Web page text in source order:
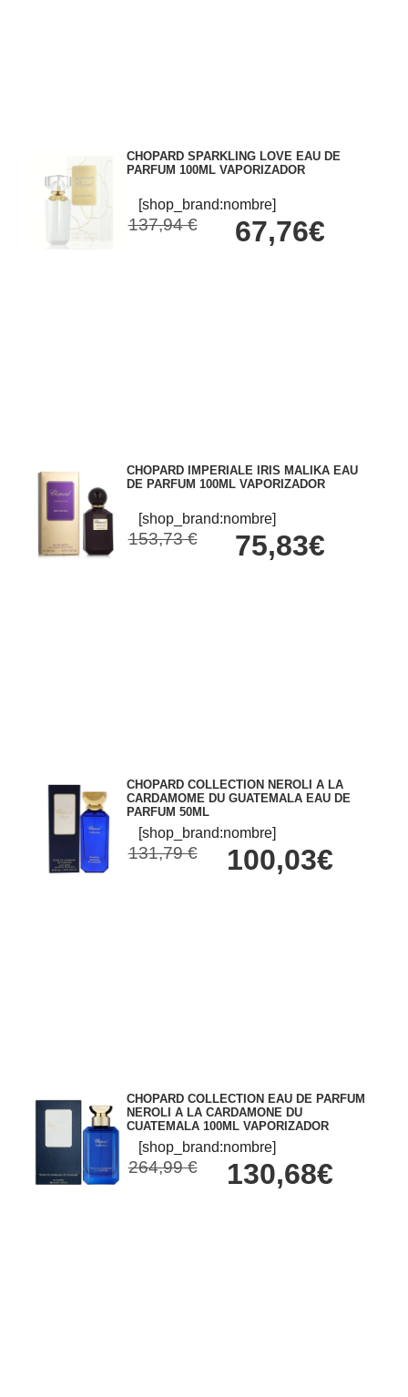
CHOPARD SPARKLING LOVE EAU DE
PARFUM 100ML VAPORIZADOR
[shop_brand:nombre]
137,94 € 67,76€
CHOPARD IMPERIALE IRIS MALIKA EAU
DE PARFUM 100ML VAPORIZADOR
[shop_brand:nombre]
153,73 € 75,83€
CHOPARD COLLECTION NEROLI A LA
CARDAMOME DU GUATEMALA EAU DE
PARFUM 50ML
[shop_brand:nombre]
131,79 € 100,03€
CHOPARD COLLECTION EAU DE PARFUM
NEROLI A LA CARDAMONE DU
CUATEMALA 100ML VAPORIZADOR
[shop_brand:nombre]
264,99 € 130,68€